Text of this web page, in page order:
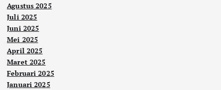
Agustus 2025
Juli 2025
Juni 2025
Mei 2025
April 2025
Maret 2025
Februari 2025
Januari 2025